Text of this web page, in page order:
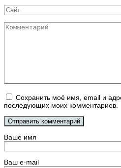
Сайт
Комментарий
Сохранить моё имя, email и
последующих моих комментариев.
Ваше имя
Ваш e-mail